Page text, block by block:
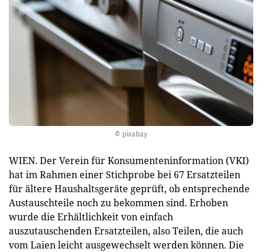
© pixabay
WIEN. Der Verein für Konsumenteninformation (VKI)
hat im Rahmen einer Stichprobe bei 67 Ersatzteilen
für ältere Haushaltsgeräte geprüft, ob entsprechende
Austauschteile noch zu bekommen sind. Erhoben
wurde die Erhältlichkeit von einfach
auszutauschenden Ersatzteilen, also Teilen, die auch
vom Laien leicht ausgewechselt werden können. Die